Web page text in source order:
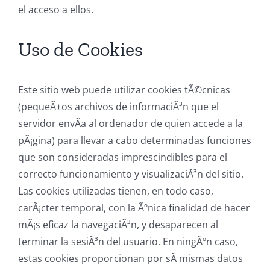
el acceso a ellos.
Uso de Cookies
Este sitio web puede utilizar cookies tÃ©cnicas
(pequeÃ±os archivos de informaciÃ³n que el
servidor envÃ­a al ordenador de quien accede a la
pÃ¡gina) para llevar a cabo determinadas funciones
que son consideradas imprescindibles para el
correcto funcionamiento y visualizaciÃ³n del sitio.
Las cookies utilizadas tienen, en todo caso,
carÃ¡cter temporal, con la Ãºnica finalidad de hacer
mÃ¡s eficaz la navegaciÃ³n, y desaparecen al
terminar la sesiÃ³n del usuario. En ningÃºn caso,
estas cookies proporcionan por sÃ­ mismas datos